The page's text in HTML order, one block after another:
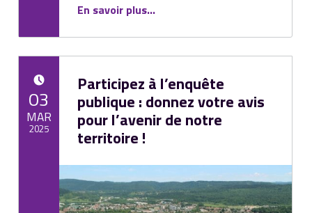
En savoir plus“Enquête publique : vous avez jusqu’au 24 mars pour donner votre avis !”
…
Participez à l’enquête
publique : donnez votre avis
pour l’avenir de notre
territoire !
03
MAR
2025